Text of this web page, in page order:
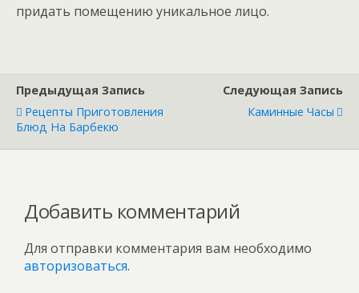
придать помещению уникальное лицо.
Предыдущая Запись
Рецепты Приготовления
Блюд На Барбекю
Следующая Запись
Каминные Часы
Добавить комментарий
Для отправки комментария вам необходимо
авторизоваться.